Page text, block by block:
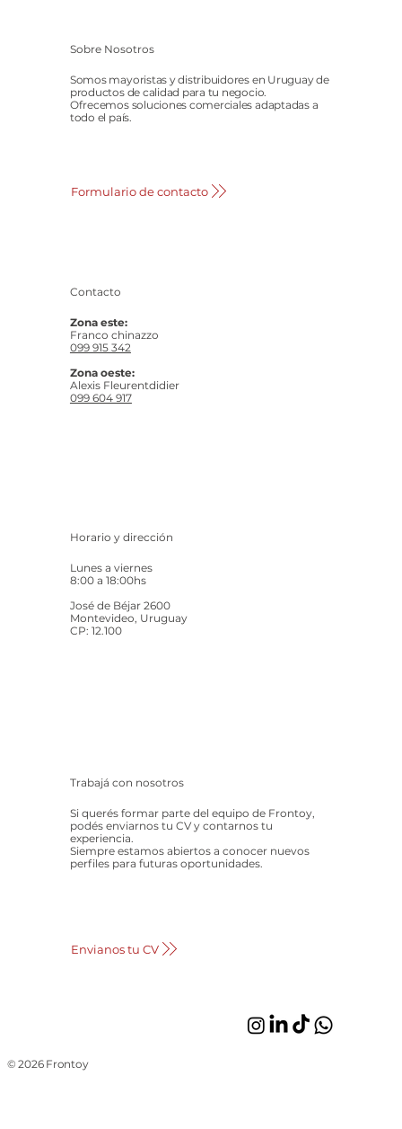
© 2026 Frontoy
Sobre Nosotros
Somos mayoristas y distribuidores en Uruguay de
productos de calidad para tu negocio.
Ofrecemos soluciones comerciales adaptadas a
todo el país.
Formulario de contacto
Contacto
Zona este:
Franco chinazzo
099 915 342
Zona oeste:
Alexis Fleurentdidier
099 604 917
Horario y dirección
Lunes a viernes
8:00 a 18:00hs
José de Béjar 2600
Montevideo, Uruguay
CP: 12.100
Trabajá con nosotros
Si querés formar parte del equipo de Frontoy,
podés enviarnos tu CV y contarnos tu
experiencia.
Siempre estamos abiertos a conocer nuevos
perfiles para futuras oportunidades.
Envianos tu CV